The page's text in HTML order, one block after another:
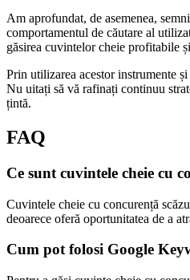
Am aprofundat, de asemenea,
comportamentul de căutare al
găsirea cuvintelor cheie profitabile
Prin utilizarea acestor instrumente
Nu uitați să vă rafinați continuu
țintă.
FAQ
Ce sunt cuvintele cheie cu
Cuvintele cheie cu concurență
deoarece oferă oportunitatea de a
Cum pot folosi Google